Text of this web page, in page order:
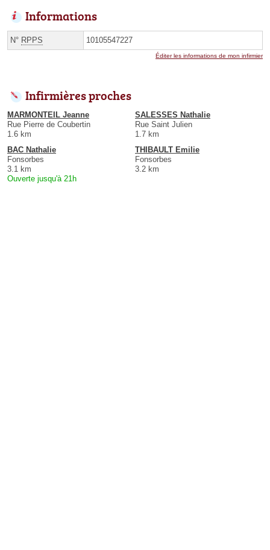
Informations
N° RPPS 10105547227
Éditer les informations de mon infirmier
Infirmières proches
MARMONTEIL Jeanne
Rue Pierre de Coubertin
1.6 km
SALESSES Nathalie
Rue Saint Julien
1.7 km
BAC Nathalie
Fonsorbes
3.1 km
Ouverte jusqu'à 21h
THIBAULT Emilie
Fonsorbes
3.2 km